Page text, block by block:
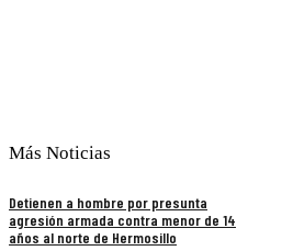
Más Noticias
Detienen a hombre por presunta
agresión armada contra menor de 14
años al norte de Hermosillo